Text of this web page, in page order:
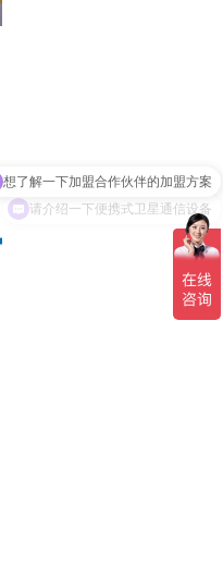
请介绍一下便携式卫星通信设备